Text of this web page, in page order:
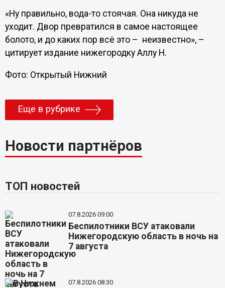
«Ну правильно, вода-то стоячая. Она никуда не
уходит. Двор превратился в самое настоящее
болото, и до каких пор всё это – неизвестно», –
цитирует издание нижегородку Аллу Н.
Фото: Открытый Нижний
Еще в рубрике
Новости партнёров
ТОП новостей
07.8.2026 09:00
Беспилотники ВСУ атаковали
Нижегородскую область в ночь на
7 августа
07.8.2026 08:30